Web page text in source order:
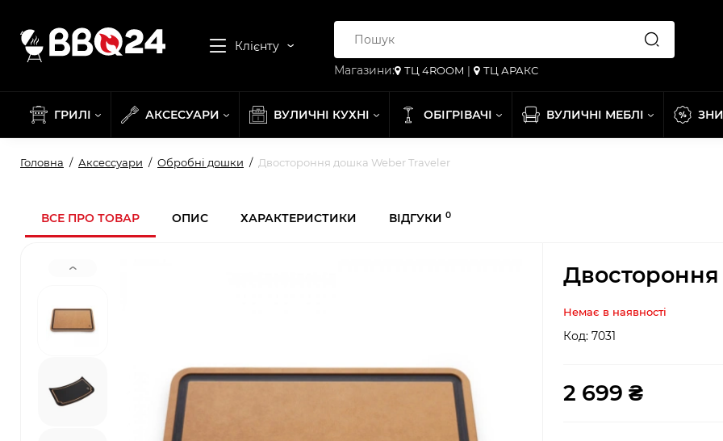
Клієнту
Магазини:
ТЦ 4ROOM | ТЦ АРАКС
ГРИЛІ АКСЕСУАРИ ВУЛИЧНІ КУХНІ ОБІГРІВАЧІ ВУЛИЧНІ МЕБЛІ
Головна Аксессуари Обробні дошки Двостороння дошка Weber Traveler
ВСЕ ПРО ТОВАР ОПИС ХАРАКТЕРИСТИКИ ВІДГУКИ 0
Немає в наявності
Код: 7031
2 699 ₴